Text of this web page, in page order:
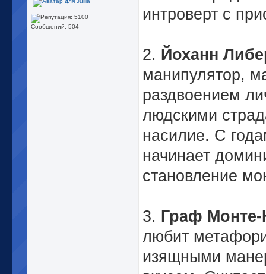
Сообщений: 504
интроверт с
2. Йоханн
манипулятор,
раздвоением
людскими
насилие. С
начинает
становление
3. Граф Монте-
любит
изящными